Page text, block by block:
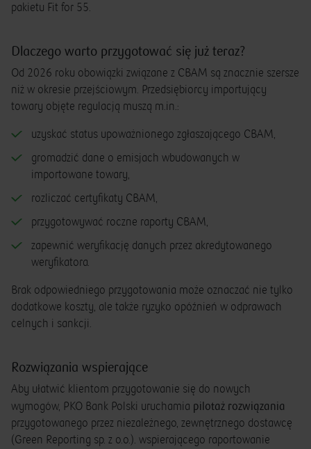
pakietu Fit for 55.
Dlaczego warto przygotować się już teraz?
Od 2026 roku obowiązki związane z CBAM są znacznie szersze
niż w okresie przejściowym. Przedsiębiorcy importujący
towary objęte regulacją muszą m.in.:
uzyskać status upoważnionego zgłaszającego CBAM,
gromadzić dane o emisjach wbudowanych w
importowane towary,
rozliczać certyfikaty CBAM,
przygotowywać roczne raporty CBAM,
zapewnić weryfikację danych przez akredytowanego
weryfikatora.
Brak odpowiedniego przygotowania może oznaczać nie tylko
dodatkowe koszty, ale także ryzyko opóźnień w odprawach
celnych i sankcji.
Rozwiązania wspierające
Aby ułatwić klientom przygotowanie się do nowych
wymogów, PKO Bank Polski uruchamia pilotaż rozwiązania
przygotowanego przez niezależnego, zewnętrznego dostawcę
(Green Reporting sp. z o.o.). wspierającego raportowanie